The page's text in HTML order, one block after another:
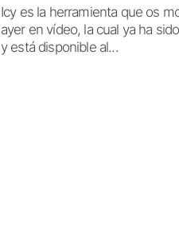
Icy es la herramienta que os
ayer en vídeo, la cual ya ha
y está disponible al...